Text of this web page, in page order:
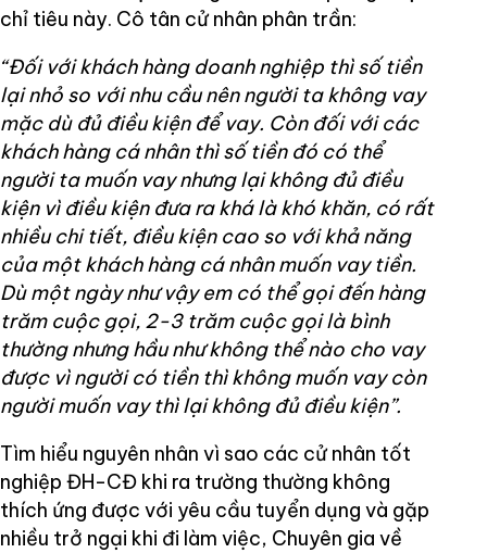
chỉ tiêu này. Cô tân cử nhân phân trần:
“Đối với khách hàng doanh nghiệp thì số tiền
lại nhỏ so với nhu cầu nên người ta không vay
mặc dù đủ điều kiện để vay. Còn đối với các
khách hàng cá nhân thì số tiền đó có thể
người ta muốn vay nhưng lại không đủ điều
kiện vì điều kiện đưa ra khá là khó khăn, có rất
nhiều chi tiết, điều kiện cao so với khả năng
của một khách hàng cá nhân muốn vay tiền.
Dù một ngày như vậy em có thể gọi đến hàng
trăm cuộc gọi, 2-3 trăm cuộc gọi là bình
thường nhưng hầu như không thể nào cho vay
được vì người có tiền thì không muốn vay còn
người muốn vay thì lại không đủ điều kiện”.
Tìm hiểu nguyên nhân vì sao các cử nhân tốt
nghiệp ĐH-CĐ khi ra trường thường không
thích ứng được với yêu cầu tuyển dụng và gặp
nhiều trở ngại khi đi làm việc, Chuyên gia về